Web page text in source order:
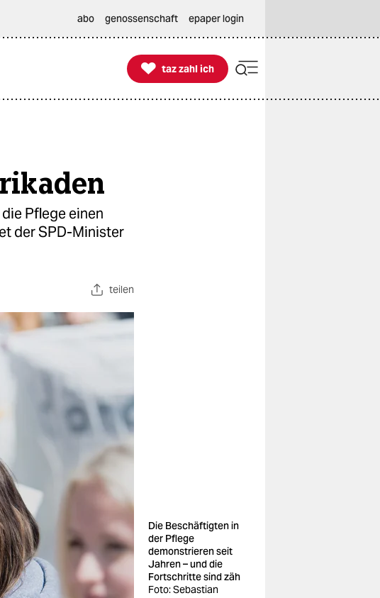
abo genossenschaft epaper login

taz zahl ich
taz zahl ich
Pflege einen
der SPD-Minister
teilen
Die Beschäftigten in
der Pflege
demonstrieren seit
Jahren – und die
Fortschritte sind zäh
Foto: Sebastian